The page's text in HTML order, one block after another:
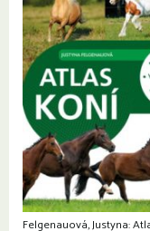
Felgenauová, Justyna: